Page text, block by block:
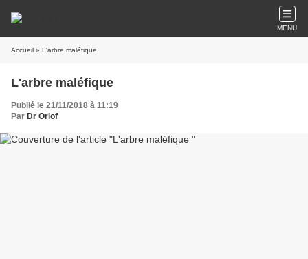
MENU
Accueil » L'arbre maléfique
L'arbre maléfique
Publié le 21/11/2018 à 11:19
Par Dr Orlof